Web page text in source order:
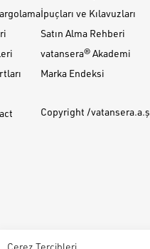
Çerez Tercihleri
İpuçları ve Kılavuzları
Satın Alma Rehberi
vatansera® Akademi
Marka Endeksi
Copyright /vatansera.a.ş